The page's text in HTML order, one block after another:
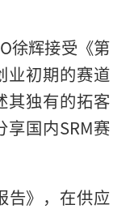
徐辉接受《第
业初期的赛道
其独有的拓客
国内SRM赛
告》，在供应